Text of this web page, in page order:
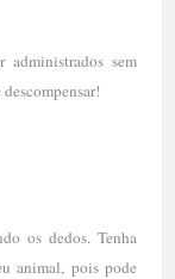
administrados sem
os dedos. Tenha
animal, pois pode